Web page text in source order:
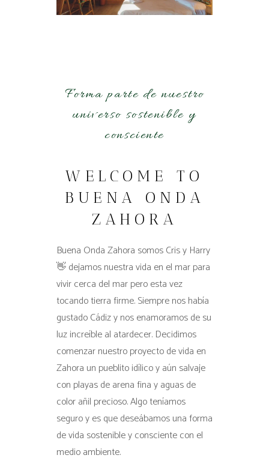
Forma parte de nuestro
universo sostenible y
consciente
WELCOME TO
BUENA ONDA
ZAHORA
Buena Onda Zahora somos Cris y Harry
👋 dejamos nuestra vida en el mar para
vivir cerca del mar pero esta vez
tocando tierra firme. Siempre nos había
gustado Cádiz y nos enamoramos de su
luz increíble al atardecer. Decidimos
comenzar nuestro proyecto de vida en
Zahora un pueblito idílico y aún salvaje
con playas de arena fina y aguas de
color añil precioso. Algo teníamos
seguro y es que deseábamos una forma
de vida sostenible y consciente con el
medio ambiente.